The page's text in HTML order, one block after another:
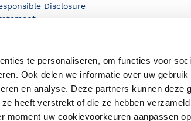
te personaliseren, om functies voor
Ook delen we informatie over uw
en analyse. Deze partners kunnen deze
heeft verstrekt of die ze hebben
moment uw cookievoorkeuren aanpassen op
Disclosure
boeken